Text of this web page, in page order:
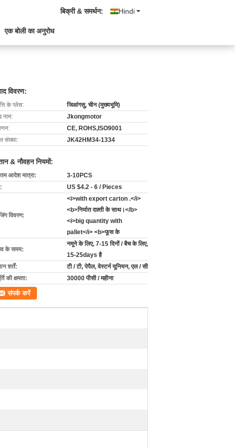
Hindi
बिक्री & समर्थन:
एक बोली का अनुरोध
विवरण:
के प्लेस:
जिआंगसु, चीन (मुख्यभूमि)
नाम:
Jkongmotor
CE, ROHS,ISO9001
संख्या:
JK42HM34-1334
& नौवहन नियमों:
आदेश मात्रा:
3-10PCS
US $4.2 - 6 / Pieces
विवरण:
<i>with export carton .</i>
<b>निर्यात दफ़्ती के साथ।</b>
<i>big quantity with
pallet</i> <b>फूस के
के समय:
नमूने के लिए, 7-15 दिनों / बैच के लिए,
15-25days है
शर्तें:
टी / टी, पेपैल, वेस्टर्न यूनियन, एल / सी
की क्षमता:
30000 पीसी / महीना
संपर्क करें